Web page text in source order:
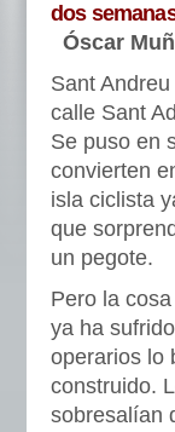
dos
Óscar
Sant Andreu
calle Sant
Se puso en
convierten
isla ciclista
que
un pegote.
Pero la
ya ha
operarios lo
construido.
sobresalían